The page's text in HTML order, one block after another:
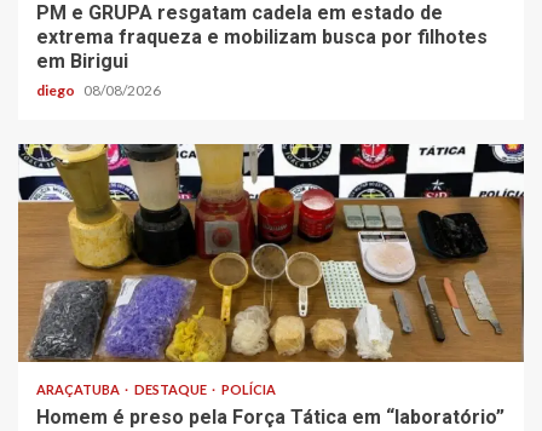
PM e GRUPA resgatam cadela em estado de
extrema fraqueza e mobilizam busca por filhotes
em Birigui
diego 08/08/2026
ARAÇATUBA DESTAQUE POLÍCIA
Homem é preso pela Força Tática em “laboratório”